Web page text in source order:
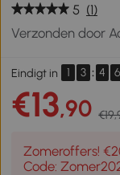
5 (1)
Verzonden door
Eindigt in 1 3 : 4 6
€13,90
Zomeroffers!
Code: